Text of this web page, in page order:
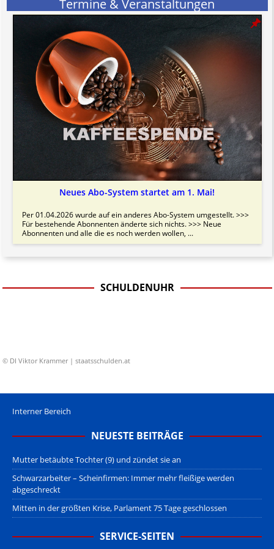
Termine & Veranstaltungen
Neues Abo-System startet am 1. Mai!
Per 01.04.2026 wurde auf ein anderes Abo-System umgestellt. >>>
Für bestehende Abonnenten änderte sich nichts. >>> Neue
Abonnenten und alle die es noch werden wollen, ...
SCHULDENUHR
© DI Viktor Krammer | staatsschulden.at
Interner Bereich
NEUESTE BEITRÄGE
Mutter betäubte Tochter (9) und zündet sie an
Schwarzarbeiter – Scheinfirmen: Immer mehr fleißige werden
abgeschreckt
Mitten in der größten Krise, Parlament 75 Tage geschlossen
SERVICE-SEITEN